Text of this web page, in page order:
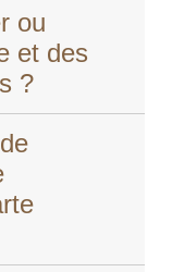
ou
et des
?